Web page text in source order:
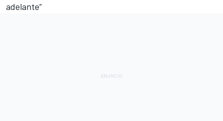
adelante”